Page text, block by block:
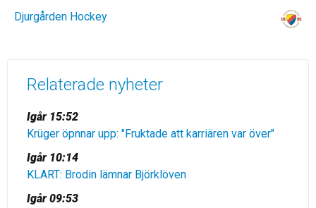
Djurgården Hockey
Relaterade nyheter
Igår 15:52
Krüger öpnnar upp: "Fruktade att karriären var över"
Igår 10:14
KLART: Brodin lämnar Björklöven
Igår 09:53